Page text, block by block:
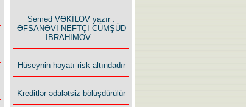
Səməd VƏKİLOV yazır :
ƏFSANƏVİ NEFTÇİ CÜMŞÜD
İBRAHİMOV –
Hüseynin həyatı risk altındadır
Kreditlər ədalətsiz bölüşdürülür